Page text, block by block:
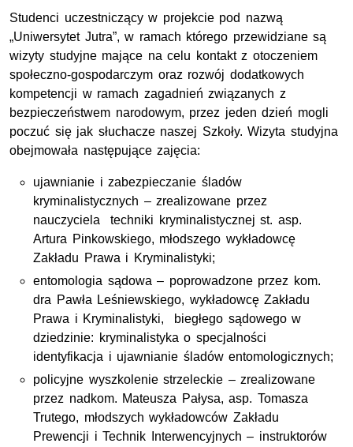
Studenci uczestniczący w projekcie pod nazwą
„Uniwersytet Jutra”, w ramach którego przewidziane są
wizyty studyjne mające na celu kontakt z otoczeniem
społeczno-gospodarczym oraz rozwój dodatkowych
kompetencji w ramach zagadnień związanych z
bezpieczeństwem narodowym, przez jeden dzień mogli
poczuć się jak słuchacze naszej Szkoły. Wizyta studyjna
obejmowała następujące zajęcia:
ujawnianie i zabezpieczanie śladów
kryminalistycznych – zrealizowane przez
nauczyciela techniki kryminalistycznej st. asp.
Artura Pinkowskiego, młodszego wykładowcę
Zakładu Prawa i Kryminalistyki;
entomologia sądowa – poprowadzone przez kom.
dra Pawła Leśniewskiego, wykładowcę Zakładu
Prawa i Kryminalistyki, biegłego sądowego w
dziedzinie: kryminalistyka o specjalności
identyfikacja i ujawnianie śladów entomologicznych;
policyjne wyszkolenie strzeleckie – zrealizowane
przez nadkom. Mateusza Pałysa, asp. Tomasza
Trutego, młodszych wykładowców Zakładu
Prewencji i Technik Interwencyjnych – instruktorów